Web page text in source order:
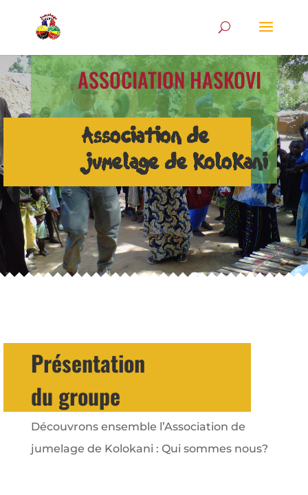
ASSOCIATION HASKOVI
Association de
jumelage de kolokani
Présentation
du groupe
Découvrons ensemble l’Association de
jumelage de Kolokani : Qui sommes nous?